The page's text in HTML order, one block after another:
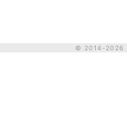
© 2014- 2026